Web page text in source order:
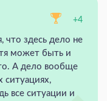
+4
здесь дело не
может быть и
А дело вообще
ситуациях,
все ситуации и